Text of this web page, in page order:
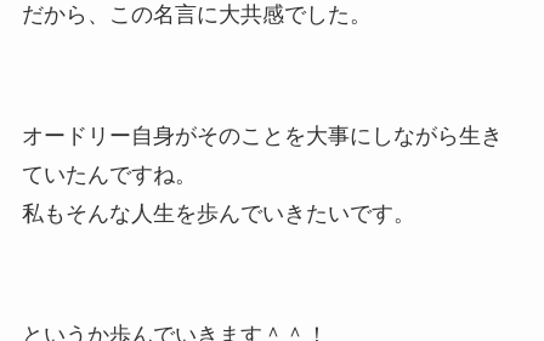
だから、この名言に大共感でした。
オードリー自身がそのことを大事にしながら生き
ていたんですね。
私もそんな人生を歩んでいきたいです。
というか歩んでいきます＾＾！